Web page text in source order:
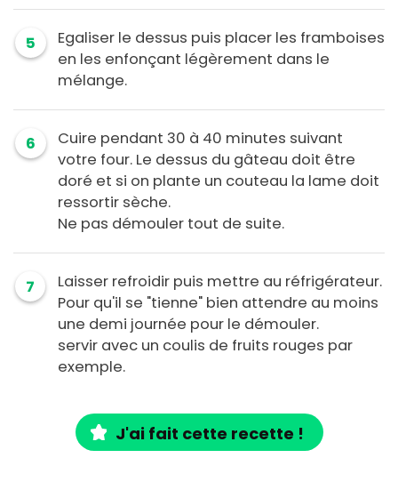
5
Egaliser le dessus puis placer les framboises
en les enfonçant légèrement dans le
mélange.
6
Cuire pendant 30 à 40 minutes suivant
votre four. Le dessus du gâteau doit être
doré et si on plante un couteau la lame doit
ressortir sèche.
Ne pas démouler tout de suite.
7
Laisser refroidir puis mettre au réfrigérateur.
Pour qu'il se "tienne" bien attendre au moins
une demi journée pour le démouler.
servir avec un coulis de fruits rouges par
exemple.
J'ai fait cette recette !